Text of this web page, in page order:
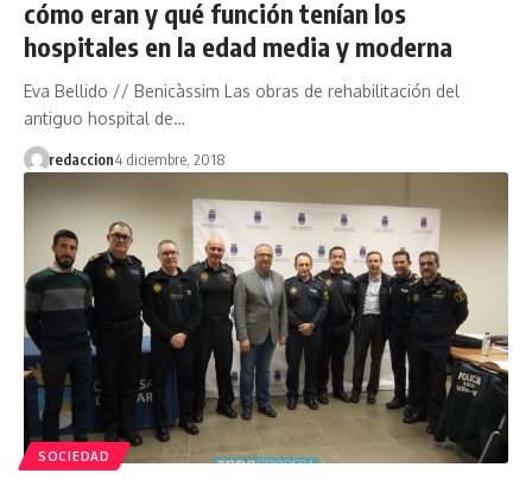
cómo eran y qué función tenían los
hospitales en la edad media y moderna
Eva Bellido // Benicàssim Las obras de rehabilitación del
antiguo hospital de…
redaccion4 diciembre, 2018
SOCIEDAD